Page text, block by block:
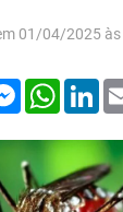
01/04/2025 às
Messenger